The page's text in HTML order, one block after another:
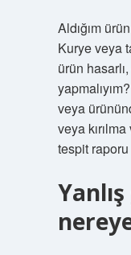
Aldığım
Kurye veya
ürün
veya
veya
tespit raporu